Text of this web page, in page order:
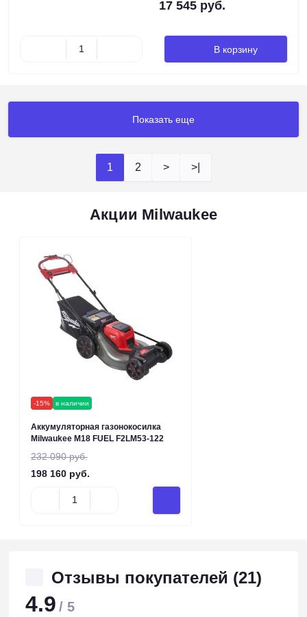
17 545 руб.
В корзину
Показать еще
1 2 > >|
Акции Milwaukee
-15% в наличии
Аккумуляторная газонокосилка
Milwaukee M18 FUEL F2LM53-122
232 090 руб.
198 160 руб.
Отзывы покупателей (21)
4.9 / 5